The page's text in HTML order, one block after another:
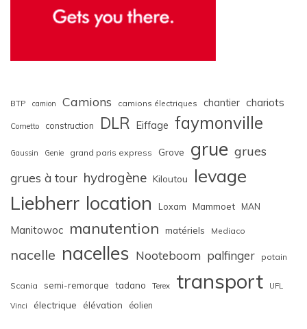
BTP camion Camions camions électriques chantier chariots
Cometto construction DLR Eiffage faymonville
Gaussin Genie grand paris express Grove grue grues
grues à tour hydrogène Kiloutou levage
Liebherr location Loxam Mammoet MAN
Manitowoc manutention matériels Mediaco
nacelle nacelles Nooteboom palfinger potain
Scania semi-remorque tadano Terex transport UFL
Vinci électrique élévation éolien